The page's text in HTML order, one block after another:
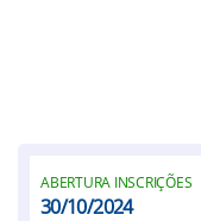
ABERTURA INSCRIÇÕES
30/10/2024